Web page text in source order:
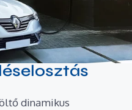
dinamikus